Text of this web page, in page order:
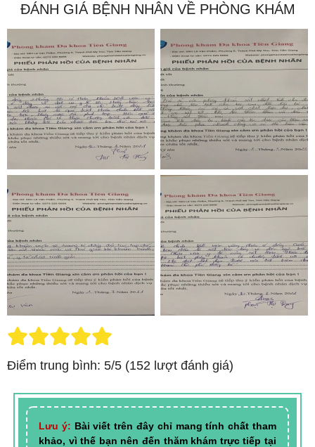
ĐÁNH GIÁ BỆNH NHÂN VỀ PHÒNG KHÁM
Điểm trung bình: 5/5 (152 lượt đánh giá)
Lưu ý: Bài viết trên đây chỉ mang tính chất tham
khảo, vì thế bạn nên đến thăm khám trực tiếp tại